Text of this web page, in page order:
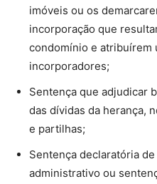
imóveis ou os
incorporação que
condomínio e atribuírem
incorporadores;
Sentença que adjudicar
das dívidas da herança,
e partilhas;
Sentença declaratória
administrativo ou